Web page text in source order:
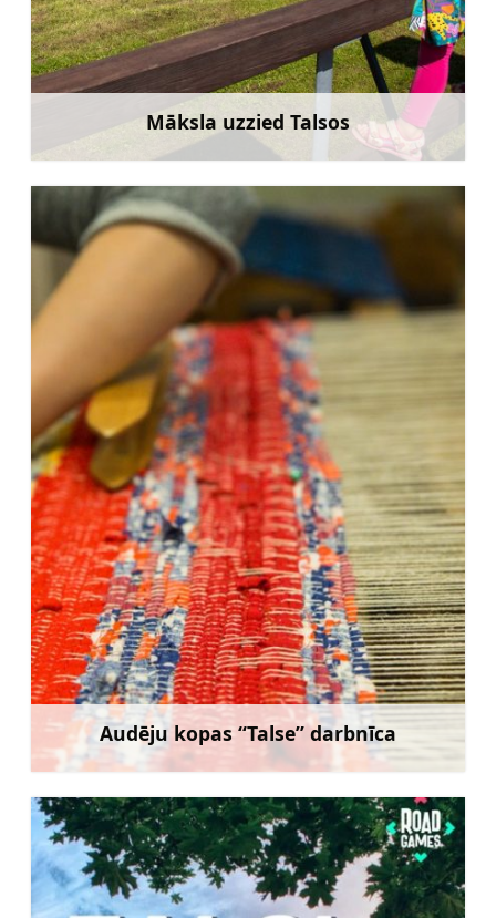
Māksla uzzied Talsos
Uzzināt vairāk
Audēju kopas “Talse” darbnīca
Uzzināt vairāk